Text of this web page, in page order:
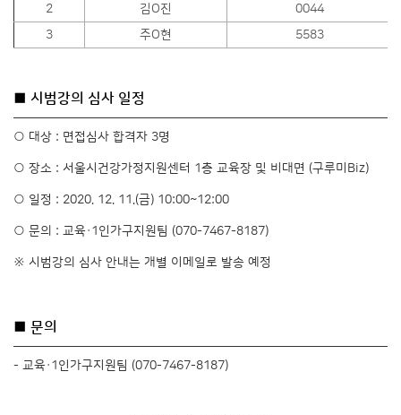
2
김O진
0044
3
주O현 5583
■ 시범강의 심사 일정
○ 대상 : 면접심사 합격자 3명
○ 장소 : 서울시건강가정지원센터 1층 교육장 및 비대면 (구루미Biz)
○ 일정 : 2020. 12. 11.(금) 10:00~12:00
○ 문의 : 교육·1인가구지원팀 (070-7467-8187)
※ 시범강의 심사 안내는 개별 이메일로 발송 예정
■ 문의
- 교육·1인가구지원팀 (070-7467-8187)